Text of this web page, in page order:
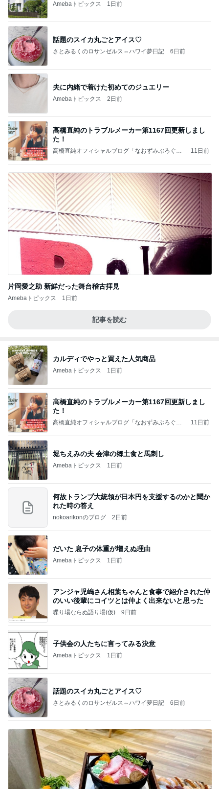
Amebaトピックス 1日前
話題のスイカ丸ごとアイス♡
さとみるくのロサンゼルス⇔ハワイ夢日記 6日前
夫に内緒で着けた初めてのジュエリー
Amebaトピックス 2日前
高橋直純のトラブルメーカー第1167回更新しまし
た！
高橋直純オフィシャルブログ「なおずみぶろぐ」
11日前
片岡愛之助 新鮮だった舞台稽古拝見
Amebaトピックス 1日前
記事を読む
カルディでやっと買えた人気商品
Amebaトピックス 1日前
高橋直純のトラブルメーカー第1167回更新しまし
た！
高橋直純オフィシャルブログ「なおずみぶろぐ」
11日前
堀ちえみの夫 会津の郷土食と馬刺し
Amebaトピックス 1日前
何故トランプ大統領が日本円を支援するのかと聞か
れた時の答え
nokoarikonのブログ 2日前
だいた 息子の体重が増えぬ理由
Amebaトピックス 1日前
アンジャ児嶋さん相葉ちゃんと食事で紹介された仲
のいい後輩にコイツとは仲よく出来ないと思った
喋り場ならぬ語り場(仮) 9日前
子供会の人たちに言ってみる決意
Amebaトピックス 1日前
話題のスイカ丸ごとアイス♡
さとみるくのロサンゼルス⇔ハワイ夢日記 6日前